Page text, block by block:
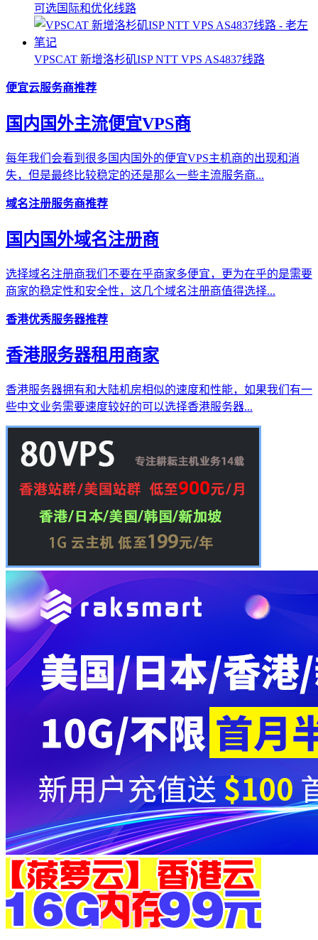
可选国际和优化线路
VPSCAT 新增洛杉矶ISP NTT VPS AS4837线路
便宜云服务商推荐
国内国外主流便宜VPS商
每年我们会看到很多国内国外的便宜VPS主机商的出现和消
失，但是最终比较稳定的还是那么一些主流服务商...
域名注册服务商推荐
国内国外域名注册商
选择域名注册商我们不要在乎商家多便宜，更为在乎的是需要
商家的稳定性和安全性，这几个域名注册商值得选择...
香港优秀服务器推荐
香港服务器租用商家
香港服务器拥有和大陆机房相似的速度和性能，如果我们有一
些中文业务需要速度较好的可以选择香港服务器...